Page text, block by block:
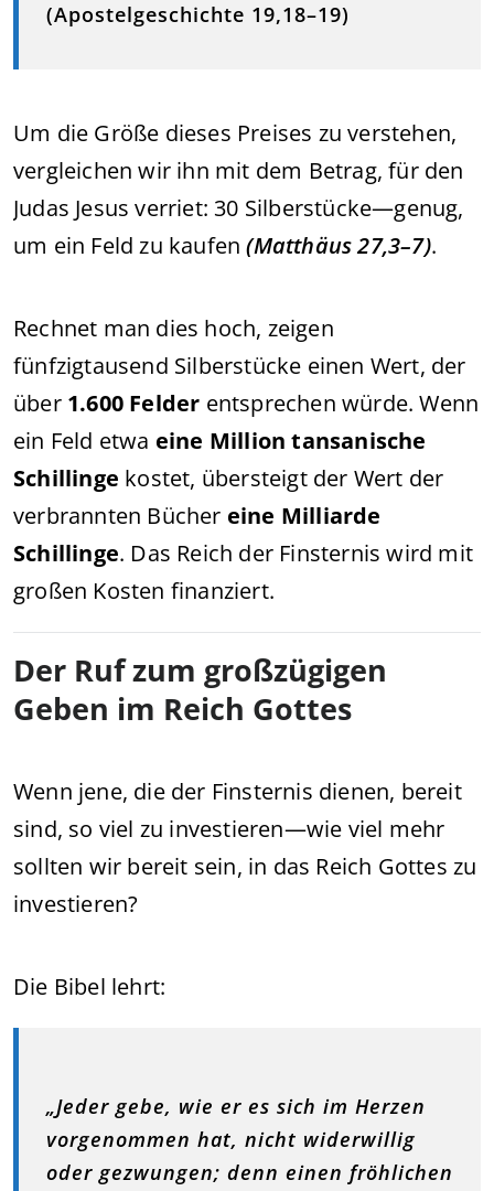
(Apostelgeschichte 19,18–19)
Um die Größe dieses Preises zu verstehen,
vergleichen wir ihn mit dem Betrag, für den
Judas Jesus verriet: 30 Silberstücke—genug,
um ein Feld zu kaufen(Matthäus 27,3–7).
Rechnet man dies hoch, zeigen
fünfzigtausend Silberstücke einen Wert, der
über 1.600 Felder entsprechen würde. Wenn
ein Feld etwa eine Million tansanische
Schillinge kostet, übersteigt der Wert der
verbrannten Bücher eine Milliarde
Schillinge. Das Reich der Finsternis wird mit
großen Kosten finanziert.
Der Ruf zum großzügigen
Geben im Reich Gottes
Wenn jene, die der Finsternis dienen, bereit
sind, so viel zu investieren—wie viel mehr
sollten wir bereit sein, in das Reich Gottes zu
investieren?
Die Bibel lehrt:
„Jeder gebe, wie er es sich im Herzen
vorgenommen hat, nicht widerwillig
oder gezwungen; denn einen fröhlichen